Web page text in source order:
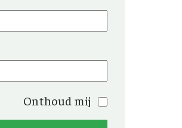
Onthoud mij